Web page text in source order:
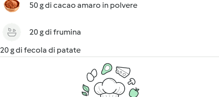
50 g di cacao amaro in polvere
20 g di frumina
20 g di fecola di patate